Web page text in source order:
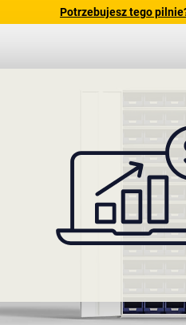
Potrzebujesz tego